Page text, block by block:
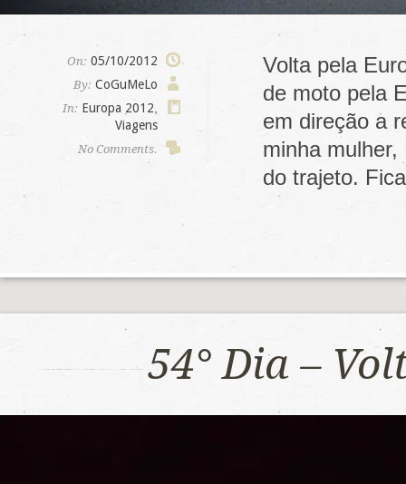
On: 05/10/2012
By: CoGuMeLo
In: Europa 2012
Viagens
No Comments.
Volta pela
de moto pela
em direção a
minha
do trajeto.
54° Dia –